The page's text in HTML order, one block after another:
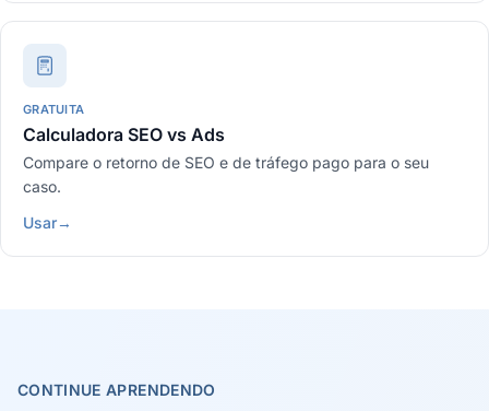
GRATUITA
Calculadora SEO vs Ads
Compare o retorno de SEO e de tráfego pago para o seu
caso.
Usar→
CONTINUE APRENDENDO